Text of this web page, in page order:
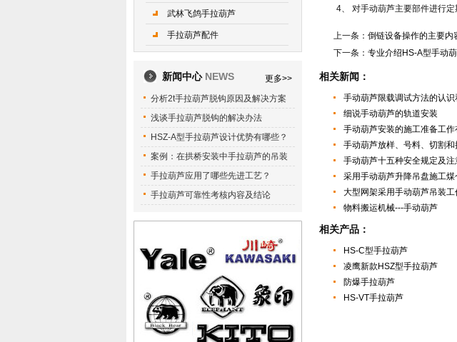
4、 对手动葫芦主要部件进行
上一条： 倒链设备操作的主要内
下一条： 专业介绍HS-A型手动
相关新闻：
手动葫芦限载调试方法的认识
细说手动葫芦的轨道安装
手动葫芦安装的施工准备工作
手动葫芦放样、号料、切割和
手动葫芦十五种安全规定及注
采用手动葫芦升降吊盘施工
大型网架采用手动葫芦吊装工
物料搬运机械---手动葫芦
相关产品：
HS-C型手拉葫芦
凌鹰新款HSZ型手拉葫芦
防爆手拉葫芦
HS-VT手拉葫芦
武林飞鸽手拉葫芦
手拉葫芦配件
新闻中心 NEWS
更多>>
分析2t手拉葫芦脱钩原因及解决方案
浅谈手拉葫芦脱钩的解决办法
HSZ-A型手拉葫芦设计优势有哪些？
案例：在拱桥安装中手拉葫芦的吊装
手拉葫芦应用了哪些先进工艺？
手拉葫芦可靠性考核内容及结论